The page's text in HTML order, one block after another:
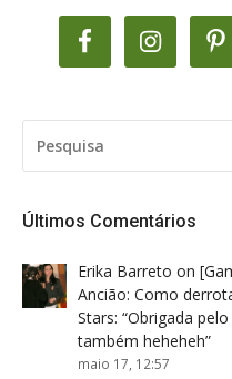
POR:
Últimos Comentários
Erika Barreto on
Ancião: Como
Stars: “Obrigada
também heheheh”
maio 17, 12:57